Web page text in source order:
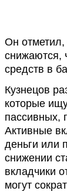
Он отметил,
снижаются,
средств в
Кузнецов
которые
пассивных,
Активные
деньги или
снижении
вкладчики
могут